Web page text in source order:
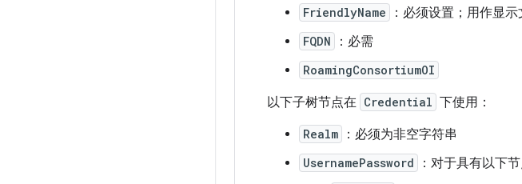
FriendlyName ：必须设置；用作显示
FQDN ：必需
RoamingConsortiumOI
以下子树节点在 Credential 下使用：
Realm ：必须为非空字符串
UsernamePassword ：对于具有以下